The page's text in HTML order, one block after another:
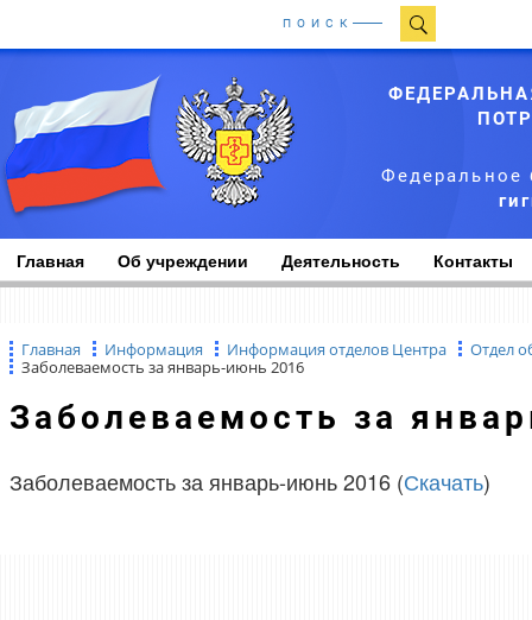
ПОИСК
Федеральное
Главная Об учреждении Деятельность Контакты
Главная Информация Информация отделов Центра
Отдел
Заболеваемость за январь-июнь 2016
Заболеваемость за
Заболеваемость за январь-июнь 2016 (Скачать)